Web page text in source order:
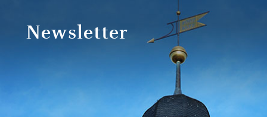
Newsletter